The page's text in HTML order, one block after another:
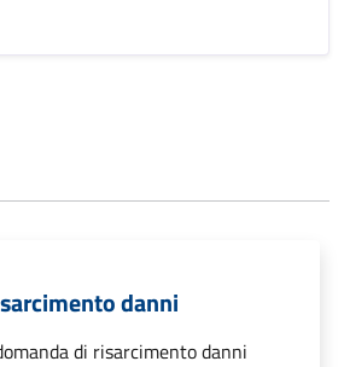
danni
di risarcimento danni